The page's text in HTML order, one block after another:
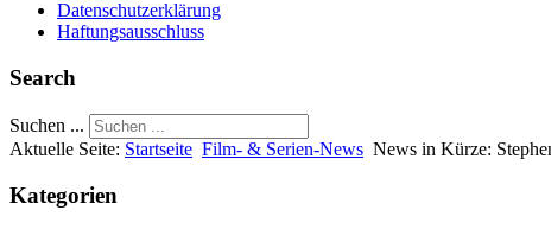
Datenschutzerklärung
Haftungsausschluss
Search
Suchen ...
Aktuelle Seite: Startseite Film- & Serien-News News in Kürze:
Kategorien